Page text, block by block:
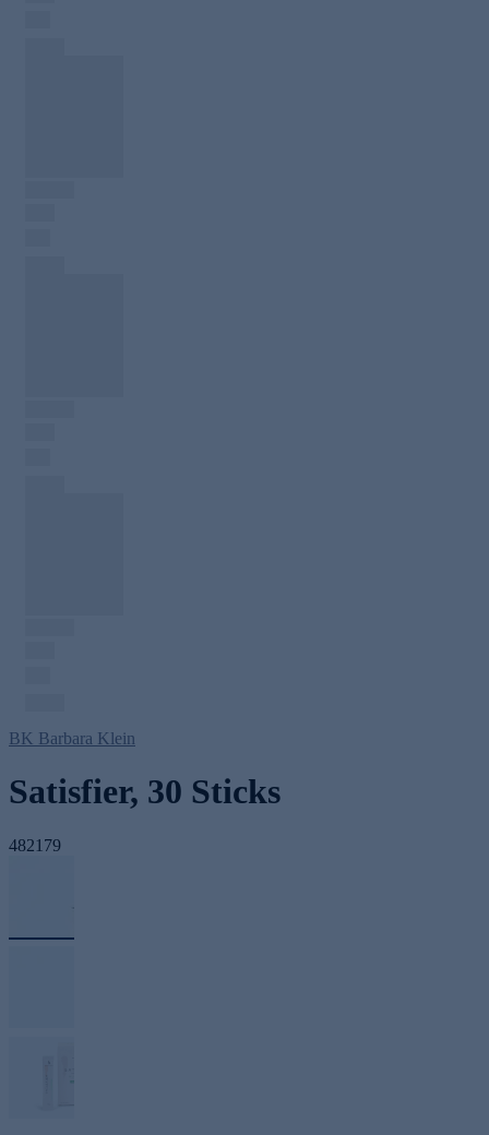
BK Barbara Klein
Satisfier, 30 Sticks
482179